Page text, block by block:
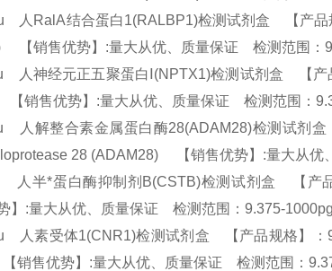
人RalA结合蛋白1(RALBP1)检测试剂盒 【产品
【销售优势】:量大从优、质量保证 检测范围：
人神经元正五聚蛋白Ⅰ(NPTX1)检测试剂盒 【产
销售优势】:量大从优、质量保证 检测范围：
人解整合素金属蛋白酶28(ADAM28)检测试剂
28 (ADAM28) 【销售优势】:量大从
人半*蛋白酶抑制剂B(CSTB)检测试剂盒 【产
】:量大从优、质量保证 检测范围：9.375-
人素受体1(CNR1)检测试剂盒 【产品规格】：
销售优势】:量大从优、质量保证 检测范围：